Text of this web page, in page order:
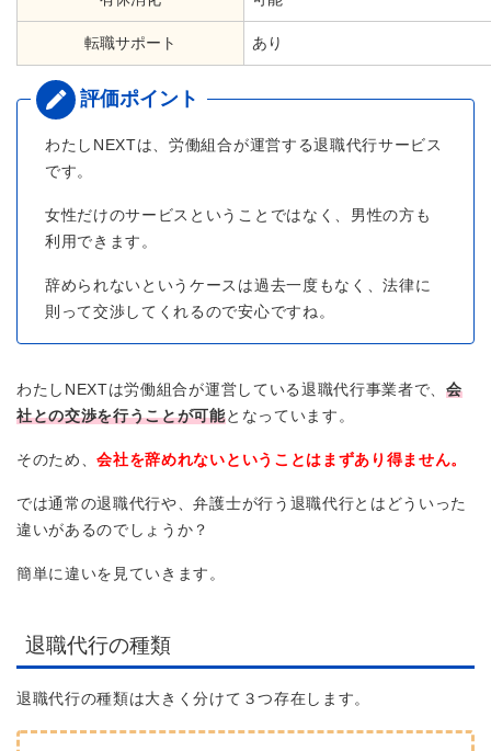
転職サポート あり
わたしNEXTは、労働組合が運営する退職代行サービス
です。
女性だけのサービスということではなく、男性の方も
利用できます。
辞められないというケースは過去一度もなく、法律に
則って交渉してくれるので安心ですね。
わたしNEXTは労働組合が運営している退職代行事業者で、会
社との交渉を行うことが可能となっています。
そのため、会社を辞めれないということはまずあり得ません。
では通常の退職代行や、弁護士が行う退職代行とはどういった
違いがあるのでしょうか？
簡単に違いを見ていきます。
退職代行の種類
退職代行の種類は大きく分けて３つ存在します。